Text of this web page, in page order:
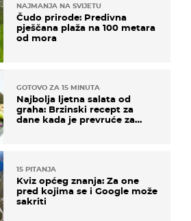
NAJMANJA NA SVIJETU
Čudo prirode: Predivna
pješčana plaža na 100 metara
od mora
GOTOVO ZA 15 MINUTA
Najbolja ljetna salata od
graha: Brzinski recept za
dane kada je prevruće za
15 PITANJA
Kviz općeg znanja: Za one
pred kojima se i Google može
sakriti